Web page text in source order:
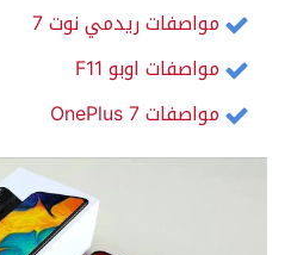
مواصفات ريدمي نوت 7
مواصفات اوبو F11
مواصفات OnePlus 7